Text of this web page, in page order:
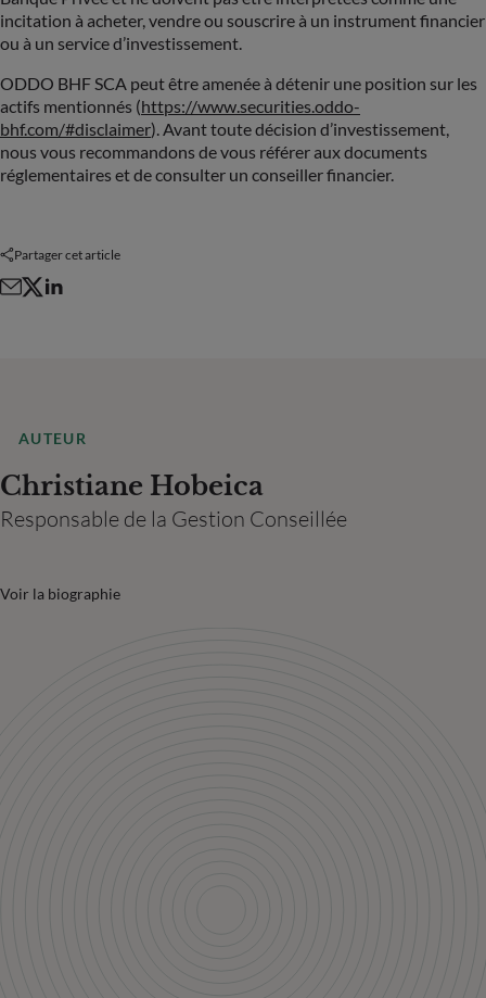
incitation à acheter, vendre ou souscrire à un instrument financier
ou à un service d’investissement.
ODDO BHF SCA peut être amenée à détenir une position sur les
actifs mentionnés (https://www.securities.oddo-
bhf.com/#disclaimer). Avant toute décision d’investissement,
nous vous recommandons de vous référer aux documents
réglementaires et de consulter un conseiller financier.
Partager cet article
AUTEUR
Christiane Hobeica
Responsable de la Gestion Conseillée
Voir la biographie